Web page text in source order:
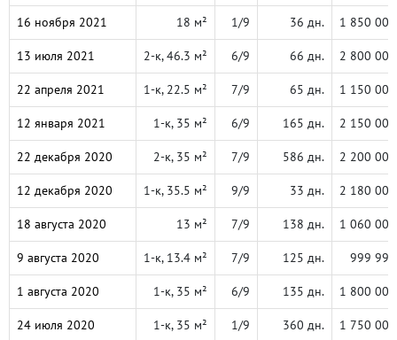
16 ноября 2021 18 м² 1/9 36 дн. 1 850 000
13 июля 2021 2-к, 46.3 м² 6/9 66 дн. 2 800 000
22 апреля 2021 1-к, 22.5 м² 7/9 65 дн. 1 150 000
12 января 2021 1-к, 35 м² 6/9 165 дн. 2 150 000
22 декабря 2020 2-к, 35 м² 7/9 586 дн. 2 200 000
12 декабря 2020 1-к, 35.5 м² 9/9 33 дн. 2 180 000
18 августа 2020 13 м² 7/9 138 дн. 1 060 000
9 августа 2020 1-к, 13.4 м² 7/9 125 дн. 999 999
1 августа 2020 1-к, 35 м² 6/9 135 дн. 1 800 000
24 июля 2020 1-к, 35 м² 1/9 360 дн. 1 750 000